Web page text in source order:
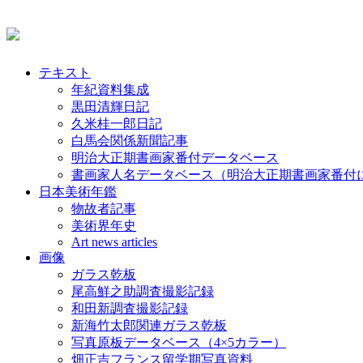
テキスト
年紀資料集成
黒田清輝日記
久米桂一郎日記
白馬会関係新聞記事
明治大正期書画家番付データベース
書画家人名データベース（明治大正期書画家番付
日本美術年鑑
物故者記事
美術界年史
Art news articles
画像
ガラス乾板
尾高鮮之助調査撮影記録
和田新調査撮影記録
新海竹太郎関連ガラス乾板
写真原板データベース（4×5カラー）
畑正吉フランス留学期写真資料